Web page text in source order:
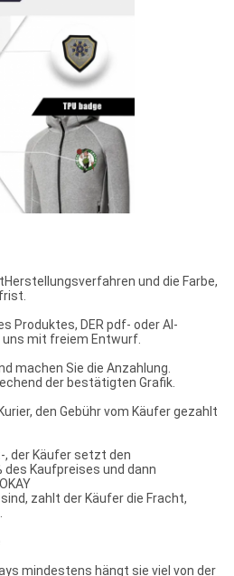
und die Farbe,
Produktes, DER pdf- oder AI-
uns mit freiem Entwurf.
machen Sie die Anzahlung.
der bestätigten Grafik.
den Gebühr vom Käufer gezahlt
der Käufer setzt den
Kaufpreises und dann
zahlt der Käufer die Fracht,
mindestens hängt sie viel von der